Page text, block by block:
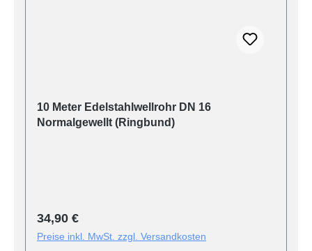
10 Meter Edelstahlwellrohr DN 16
Normalgewellt (Ringbund)
Regulärer Preis:
34,90 €
Preise inkl. MwSt. zzgl. Versandkosten